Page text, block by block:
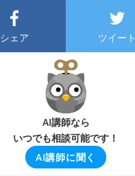
シェア ツイート
AI講師なら
いつでも相談可能です！
AI講師に聞く